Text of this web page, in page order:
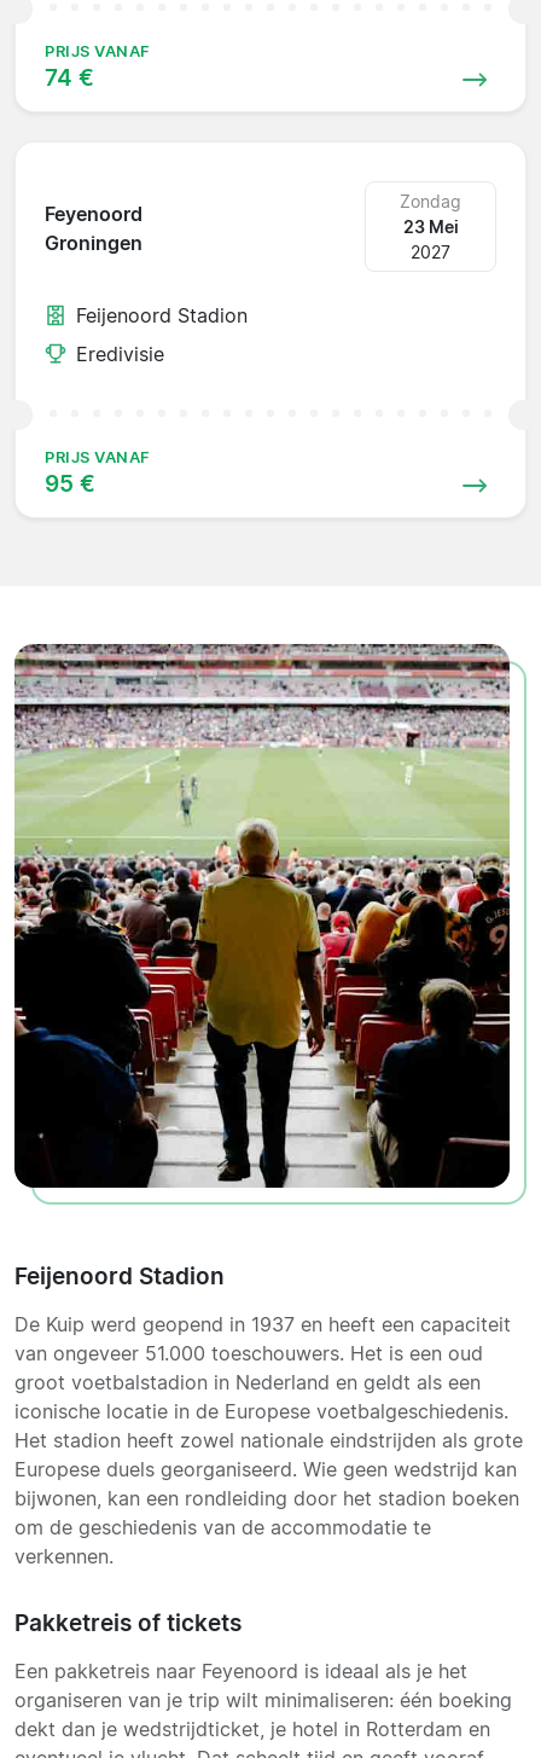
PRIJS VANAF
74 €
Feyenoord
Groningen
Zondag
23 Mei
2027
Feijenoord Stadion
Eredivisie
PRIJS VANAF
95 €
Feijenoord Stadion
De Kuip werd geopend in 1937 en heeft een capaciteit
van ongeveer 51.000 toeschouwers. Het is een oud
groot voetbalstadion in Nederland en geldt als een
iconische locatie in de Europese voetbalgeschiedenis.
Het stadion heeft zowel nationale eindstrijden als grote
Europese duels georganiseerd. Wie geen wedstrijd kan
bijwonen, kan een rondleiding door het stadion boeken
om de geschiedenis van de accommodatie te
verkennen.
Pakketreis of tickets
Een pakketreis naar Feyenoord is ideaal als je het
organiseren van je trip wilt minimaliseren: één boeking
dekt dan je wedstrijdticket, je hotel in Rotterdam en